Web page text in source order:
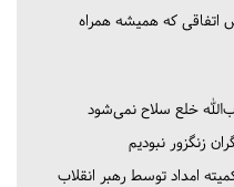
اتفاقی که همیشه همراه
خلع سلاح نمی‌شود
زنگزور نبودیم
امداد توسط رهبر انقلاب